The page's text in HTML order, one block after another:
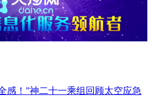
感！”神二十一乘组回顾太空应急